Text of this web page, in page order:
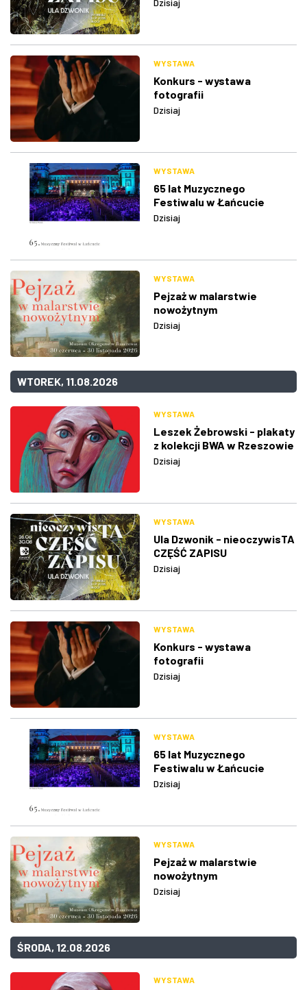
Dzisiaj
WYSTAWA
Konkurs - wystawa
fotografii
Dzisiaj
WYSTAWA
65 lat Muzycznego
Festiwalu w Łańcucie
Dzisiaj
WYSTAWA
Pejzaż w malarstwie
nowożytnym
Dzisiaj
WTOREK, 11.08.2026
WYSTAWA
Leszek Żebrowski - plakaty
z kolekcji BWA w Rzeszowie
Dzisiaj
WYSTAWA
Ula Dzwonik - nieoczywisTA
CZĘŚĆ ZAPISU
Dzisiaj
WYSTAWA
Konkurs - wystawa
fotografii
Dzisiaj
WYSTAWA
65 lat Muzycznego
Festiwalu w Łańcucie
Dzisiaj
WYSTAWA
Pejzaż w malarstwie
nowożytnym
Dzisiaj
ŚRODA, 12.08.2026
WYSTAWA